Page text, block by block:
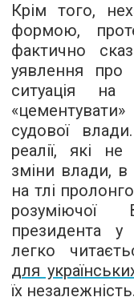
Крім того,
формою,
фактично
уявлення про
ситуація
судової
реалії, які
зміни влади,
на тлі
розуміючої
президента у
легко
для
їх незалежність.